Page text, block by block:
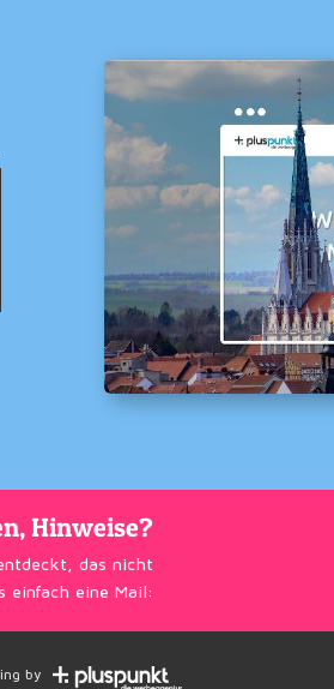
Hinweise?
das nicht
einfach eine Mail:
by